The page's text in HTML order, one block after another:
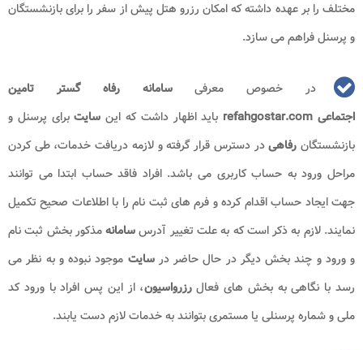
مختلف را بر عهده داشته که امکان رزرو هتل پیش از سفر را برای بازنشستگان
و پرسنل فراهم می سازد.
در خصوص معرفیسامانه رفاه گستر تامین
اجتماعی refahgostar.com
باید اظهار داشت که این سایتبرای پرسنل و
بازنشستگان رفاهیدر دسترس قرار گرفته و لازمه دریافت خدمات، طی کردن
مراحل ورود به حساب کاربری می باشد. افراد فاقد حساب ابتدا می توانند
جهت ایجاد حساب اقدام کرده و فرم های ثبت نام را با اطلاعات صحیح تکمیل
نمایند. لازم به ذکر است که به علت تغییر آدرسسامانهمذکور بخش ثبت نام
و ورود و چند بخش دیگر در حال حاضر درسایت موجود نبوده و به نظر می
رسد با نگاهی به بخش های فعالرزرواسیون، از این پس افراد با ورود کد
ملی و شماره پرسنلی یا مستمری بتوانند به خدمات لازم دست یابند.